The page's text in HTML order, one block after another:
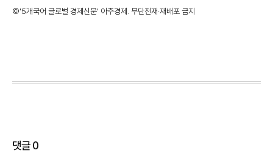
©'5개국어 글로벌 경제신문' 아주경제. 무단전재·재배포 금지
댓글0